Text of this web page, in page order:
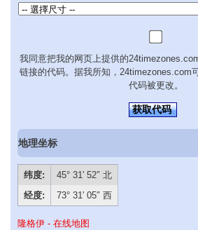
我同意把我的网页上提供的
链接的代码。据我所知，24timezones.com
代码被更改。
获取代码
地理坐标
纬度:
45° 31′ 52″ 北
经度:
73° 31′ 05″ 西
隆格伊 - 在线地图